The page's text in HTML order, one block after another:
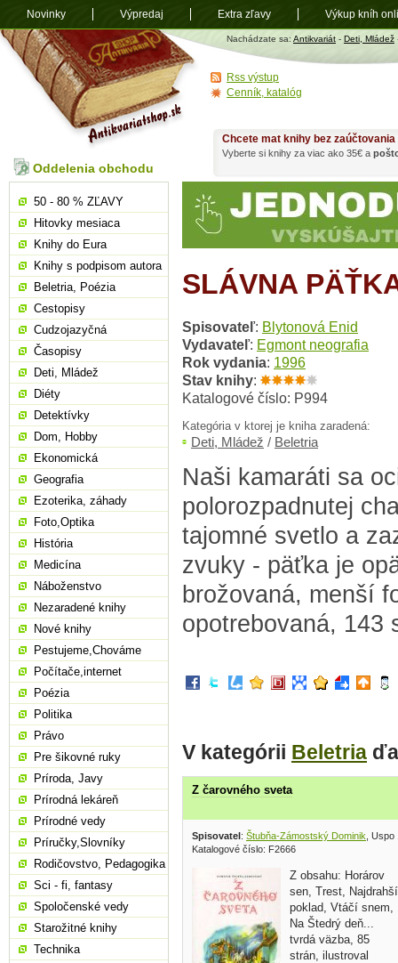
Antikvariát
shop.sk
Nachádzate sa: Antikvariát - Deti, Mládež
SLÁVNA
Spisovateľ: Blytonová Enid
Vydavateľ: Egmont neografia
Rok vydania: 1996
Stav knihy:
Katalogové číslo: P994
Kategória v ktorej je kniha zaradená:
Deti, Mládež / Beletria
Naši kamaráti sa
polorozpadnutej
tajomné svetlo a
zvuky - päťka je
brožovaná, menší
opotrebovaná, 143
V kategórii Beletria
Z čarovného sveta
Spisovatel: Štubňa-Zámostský Dominik ,
Katalogové číslo: F2666
Z obsahu: Horárov
sen, Trest, Najdrahší
poklad, Vtáčí snem,
Na Štedrý deň...
tvrdá väzba, 85
strán, ilustroval
Chcete mat knihy bez
Vyberte si knihy za viac ako 35€ a
Oddelenia obchodu
50 - 80 % ZĽAVY
Hitovky mesiaca
Knihy do Eura
Knihy s podpisom autora
Beletria, Poézia
Cestopisy
Cudzojazyčná
Časopisy
Deti, Mládež
Diéty
Detektívky
Dom, Hobby
Ekonomická
Geografia
Ezoterika, záhady
Foto,Optika
História
Medicína
Náboženstvo
Nezaradené knihy
Nové knihy
Pestujeme,Chováme
Počítače,internet
Poézia
Politika
Právo
Pre šikovné ruky
Príroda, Javy
Prírodná lekáreň
Prírodné vedy
Príručky,Slovníky
Rodičovstvo, Pedagogika
Sci - fi, fantasy
Spoločenské vedy
Starožitné knihy
Technika
Rss výstup
Cenník, katalóg
Novinky Výpredaj Extra zľavy Výkup kníh